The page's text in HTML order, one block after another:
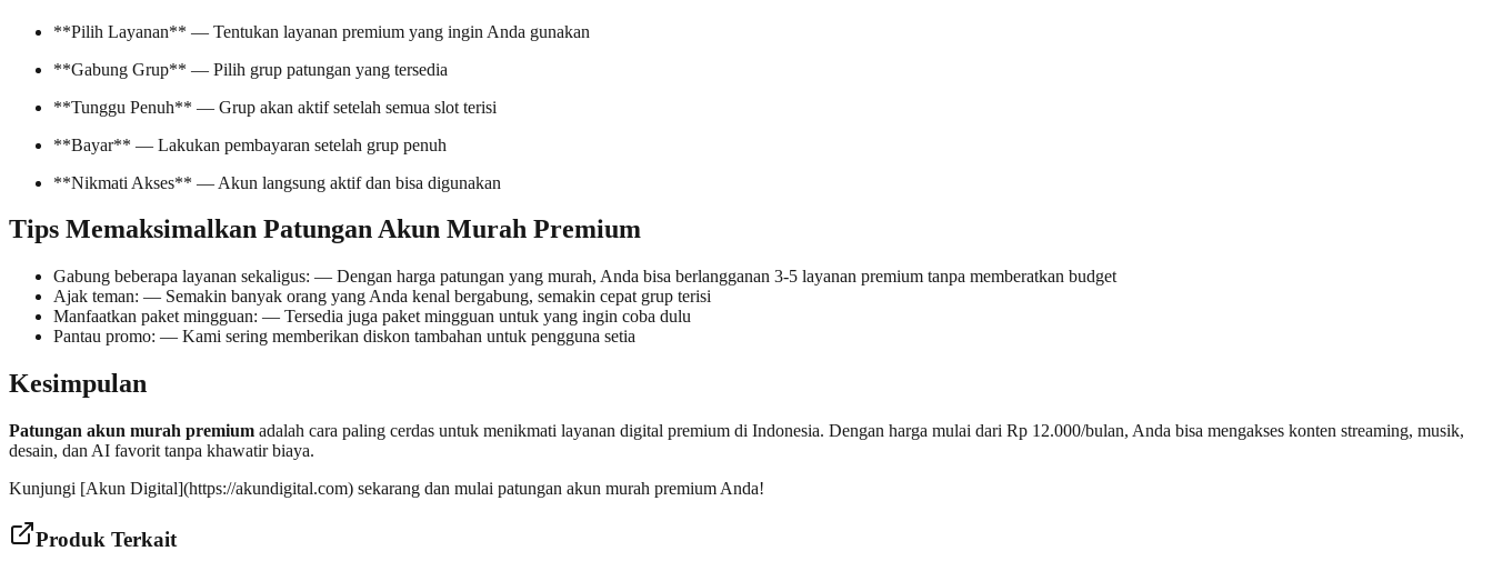
**Pilih Layanan** — Tentukan layanan premium yang ingin Anda gunakan
**Gabung Grup** — Pilih grup patungan yang tersedia
**Tunggu Penuh** — Grup akan aktif setelah semua slot terisi
**Bayar** — Lakukan pembayaran setelah grup penuh
**Nikmati Akses** — Akun langsung aktif dan bisa digunakan
Tips Memaksimalkan Patungan Akun Murah Premium
Gabung beberapa layanan sekaligus: — Dengan harga patungan yang murah, Anda bisa berlangganan 3-5 layanan premium tanpa memberatkan budget
Ajak teman: — Semakin banyak orang yang Anda kenal bergabung, semakin cepat grup terisi
Manfaatkan paket mingguan: — Tersedia juga paket mingguan untuk yang ingin coba dulu
Pantau promo: — Kami sering memberikan diskon tambahan untuk pengguna setia
Kesimpulan
Patungan akun murah premium adalah cara paling cerdas untuk menikmati layanan digital premium di Indonesia. Dengan harga mulai dari Rp 12.000/bulan, Anda bisa mengakses konten streaming, musik,
desain, dan AI favorit tanpa khawatir biaya.
Kunjungi [Akun Digital](https://akundigital.com) sekarang dan mulai patungan akun murah premium Anda!
Produk Terkait